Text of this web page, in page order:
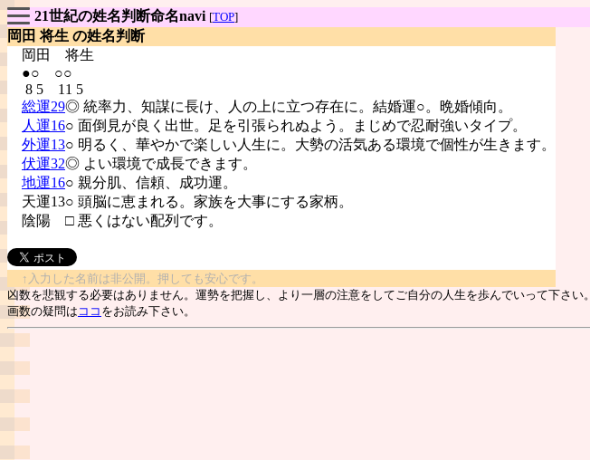
21世紀の姓名判断命名navi [TOP]
岡田 将生 の姓名判断
岡田 将生
●○ ○○
8 5 11 5
総運29◎ 統率力、知謀に長け、人の上に立つ存在に。結婚運○。晩婚傾向。
人運16○ 面倒見が良く出世。足を引張られぬよう。まじめで忍耐強いタイプ。
外運13○ 明るく、華やかで楽しい人生に。大勢の活気ある環境で個性が生きます。
伏運32◎ よい環境で成長できます。
地運16○ 親分肌、信頼、成功運。
天運13○ 頭脳に恵まれる。家族を大事にする家柄。
陰陽 □ 悪くはない配列です。
↑入力した名前は非公開。押しても安心です。
凶数を悲観する必要はありません。運勢を把握し、より一層の注意をしてご自分の人生を歩んでいって下さい。
画数の疑問は ココ をお読み下さい。